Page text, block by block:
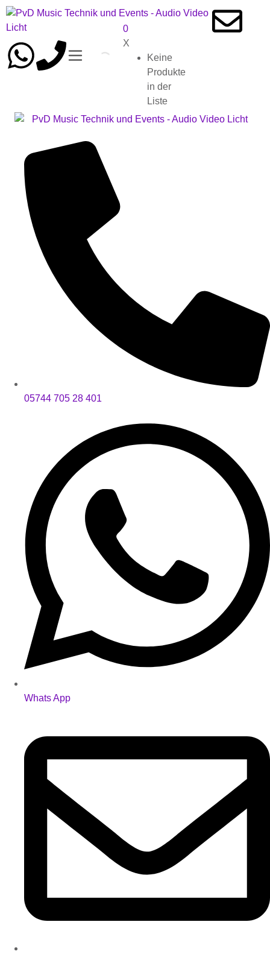
0
X
Keine
Produkte
in der
Liste
05744 705 28 401
Whats App